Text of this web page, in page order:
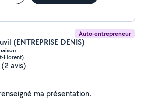
Auto-entrepreneur
(ENTREPRISE DENIS)
Florent)
(2 avis)
Je n'ai pas encore renseigné ma présentation.